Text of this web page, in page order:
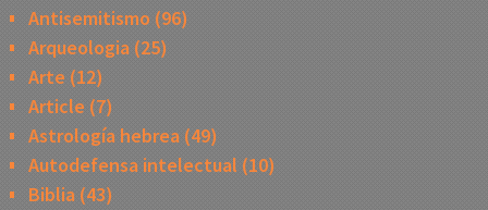
Antisemitismo (96)
Arqueologia(25)
Arte (12)
Article (7)
Astrología hebrea(49)
Autodefensa intelectual (10)
Biblia(43)